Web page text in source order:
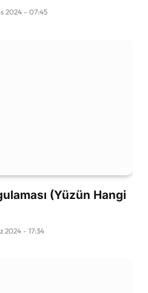
2024 - 07:45
(Yüzün Hangi
2024 - 17:34